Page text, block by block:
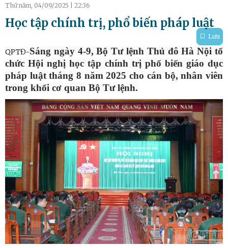
Thứ năm, 04/09/2025 22:36
Học tập chính trị, phổ biến pháp luật
Lưu
QPTĐ-Sáng ngày 4-9, Bộ Tư lệnh Thủ đô Hà Nội tổ
chức Hội nghị học tập chính trị phổ biến giáo dục
pháp luật tháng 8 năm 2025 cho cán bộ, nhân viên
trong khối cơ quan Bộ Tư lệnh.